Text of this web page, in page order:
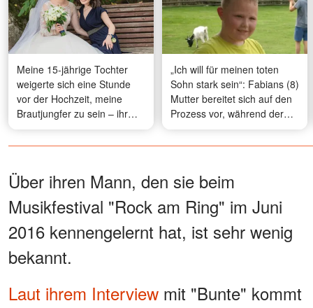
Meine 15-jährige Tochter
weigerte sich eine Stunde
vor der Hochzeit, meine
Brautjungfer zu sein – ihr
Grund veranlasste mich, die
Polizei zu rufen
„Ich will für meinen toten
Sohn stark sein“: Fabians (8)
Mutter bereitet sich auf den
Prozess vor, während der
Gerichtstermin näher rückt
Über ihren Mann, den sie beim
Musikfestival "Rock am Ring" im Juni
2016 kennengelernt hat, ist sehr wenig
bekannt.
Laut ihrem Interview mit "Bunte" kommt